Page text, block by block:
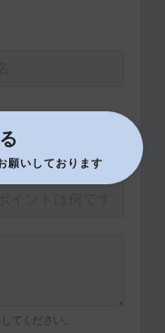
てください。
願いしております